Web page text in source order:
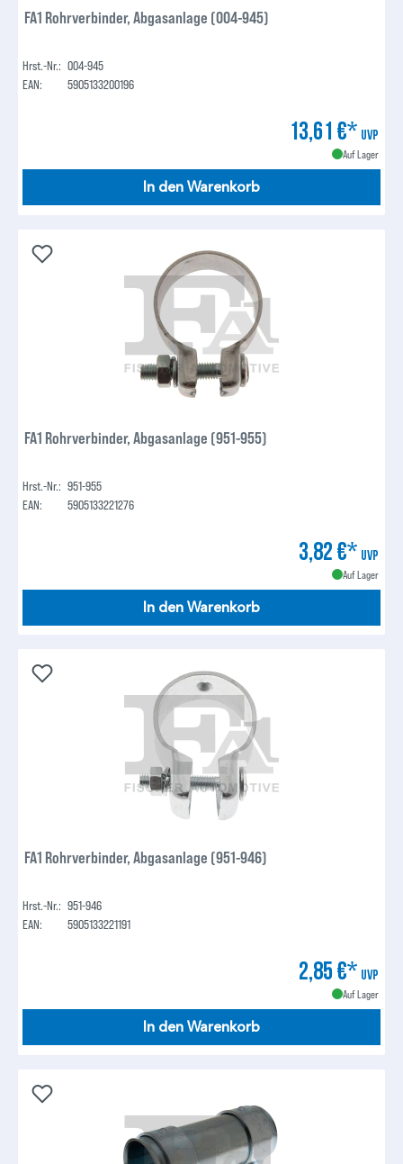
FA1 Rohrverbinder, Abgasanlage (004-945)
Hrst.-Nr.: 004-945
EAN:
5905133200196
13,61 €* UVP
Auf Lager
In den Warenkorb
FA1 Rohrverbinder, Abgasanlage (951-955)
Hrst.-Nr.: 951-955
EAN:
5905133221276
3,82 €* UVP
Auf Lager
In den Warenkorb
FA1 Rohrverbinder, Abgasanlage (951-946)
Hrst.-Nr.: 951-946
EAN:
5905133221191
2,85 €* UVP
Auf Lager
In den Warenkorb